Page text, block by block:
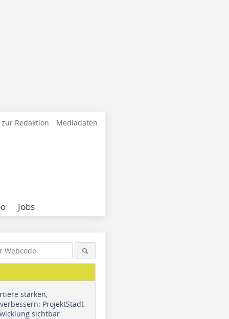
Redaktion Mediadaten
Jobs
stärken,
ProjektStadt
sichtbar